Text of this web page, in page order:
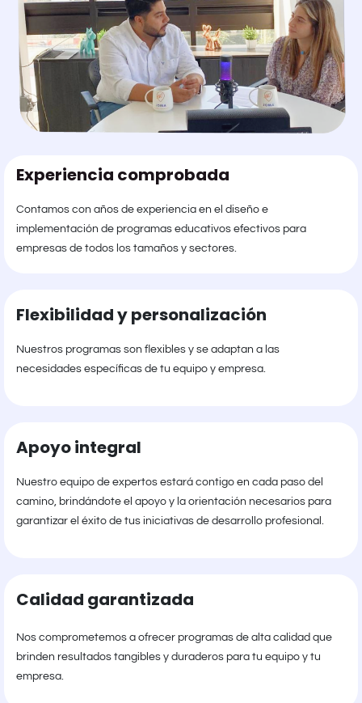
Experiencia comprobada
Contamos con años de experiencia en el diseño e
implementación de programas educativos efectivos para
empresas de todos los tamaños y sectores.
Flexibilidad y personalización
Nuestros programas son flexibles y se adaptan a las
necesidades específicas de tu equipo y empresa.
Apoyo integral
Nuestro equipo de expertos estará contigo en cada paso del
camino, brindándote el apoyo y la orientación necesarios para
garantizar el éxito de tus iniciativas de desarrollo profesional.
Calidad garantizada
Nos comprometemos a ofrecer programas de alta calidad que
brinden resultados tangibles y duraderos para tu equipo y tu
empresa.